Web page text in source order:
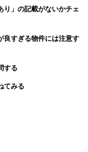
」の記載がないかチェ
すぎる物件には注意す
する
てみる